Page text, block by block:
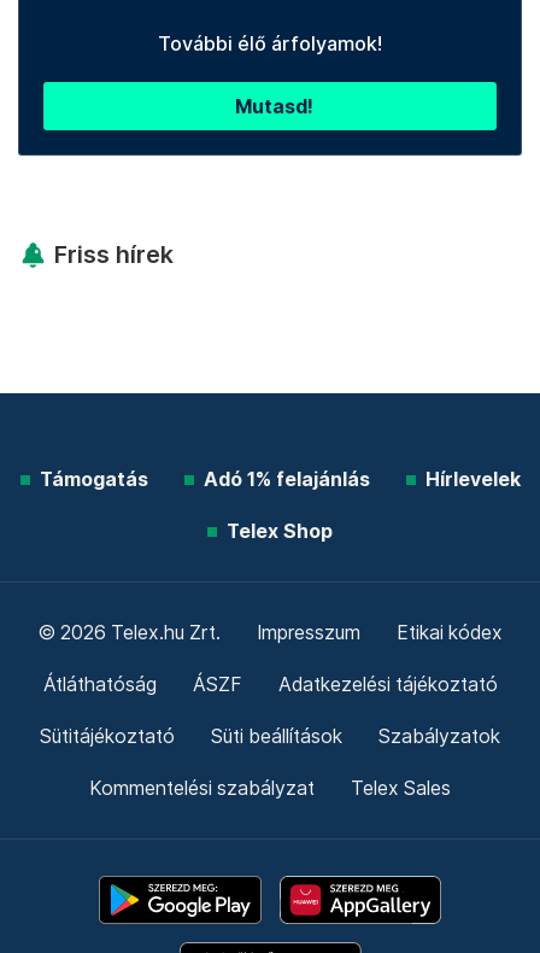
További élő árfolyamok!
Mutasd!
Friss hírek
Támogatás Adó 1% felajánlás Hírlevelek
Telex Shop
© 2026 Telex.hu Zrt. Impresszum Etikai kódex
Átláthatóság ÁSZF Adatkezelési tájékoztató
Sütitájékoztató Süti beállítások Szabályzatok
Kommentelési szabályzat Telex Sales